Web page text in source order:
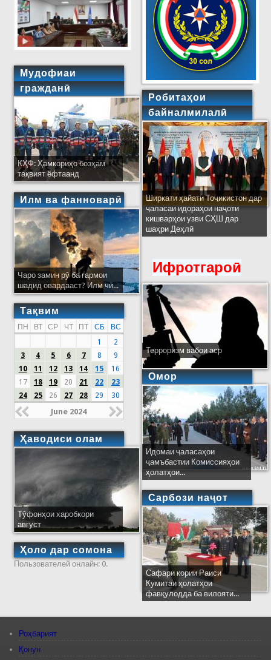
Мудофиаи
гражданӣ
КҲФ: Ҳамкориҳо бозҳам
тақвият ёфтаанд
Илм ва фанноварӣ
Чаро замин рӯ ба гармои
шадид овардааст? Илм чӣ...
Тақвим
ПН ВТ СР ЧТ ПТ СБ
ВС
1
2
3
4 5 6 7 8
9
10
11 12 13 14 15
16
17
18 19 20 21 22
23
24
25 26 27 28 29 30
June 2024
Ҳаводиси олам
Тӯфонҳои харобкори
август
Ҳоло дар сомона
Пользователей онлайн: 0.
Робитаҳои
байналмилалӣ
Ширкати ҳайати Тоҷикистон дар
ҷаласаи идораҳои наҷоти
кишварҳои узви СҲШ дар
шаҳри Деҳлӣ
Ифротгароӣ
Терроризм вабои аср
Омор
Идомаи ҷаласаҳои
ҷамъбастии Комиссияҳои
ҳолатҳои...
Сарбози наҷот
Сафари кории Раиси
Кумитаи ҳолатҳои
фавқулодда ба вилояти...
Роҳбарият
Қонун